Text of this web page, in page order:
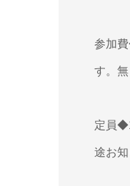
参加
す。無
定員
途お知